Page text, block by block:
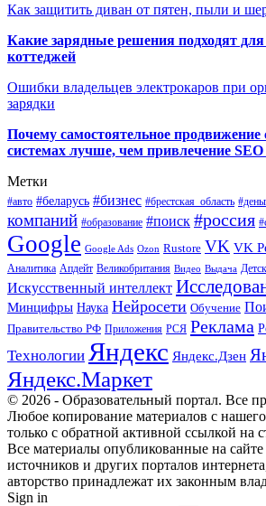
Как защитить диван от пятен, пыли и
Какие зарядные решения подходят
коттеджей
Ошибки владельцев электрокаров при
зарядки
Почему самостоятельное
системах лучше, чем привлечение SEO
Метки
#авто #беларусь #бизнес #брестская_область
компаний #образование #поиск #россия
Google Google Ads Ozon Rustore VK VK
Аналитика Апдейт Великобритания Видео Выдача
Искусственный интеллект
Минцифры Наука Нейросети Обучение
Правительство РФ Приложения РСЯ Реклама
Технологии Яндекс Яндекс.Дзен
Яндекс.Маркет
© 2026 - Образовательный портал. Все
Любое копирование материалов с нашего
только с обратной активной ссылкой на
Все материалы опубликованные на
источников и других порталов
авторство принадлежат их законным
Sign in